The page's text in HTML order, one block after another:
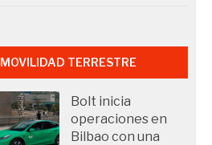
MOVILIDAD TERRESTRE
Bolt inicia
operaciones en
Bilbao con una